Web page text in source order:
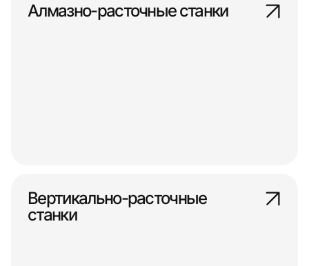
Алмазно-расточные станки
Вертикально-расточные
станки